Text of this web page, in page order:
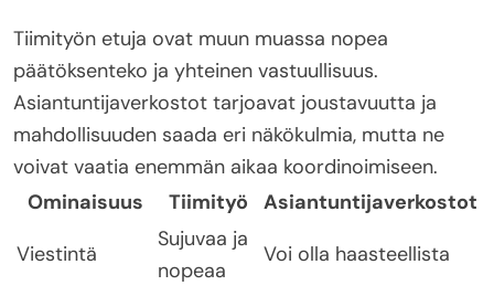
Tiimityön etuja ovat muun muassa nopea
päätöksenteko ja yhteinen vastuullisuus.
Asiantuntijaverkostot tarjoavat joustavuutta ja
mahdollisuuden saada eri näkökulmia, mutta ne
voivat vaatia enemmän aikaa koordinoimiseen.
Ominaisuus
Tiimityö
Asiantuntijaverkostot
Viestintä
Sujuvaa ja
nopeaa
Voi olla haasteellista